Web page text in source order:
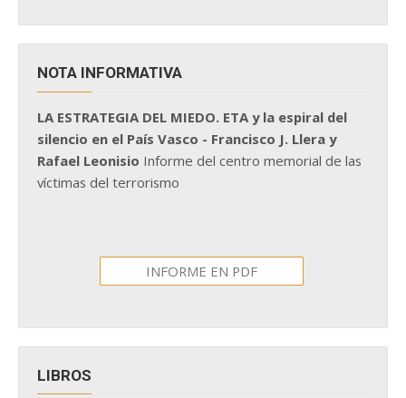
NOTA INFORMATIVA
LA ESTRATEGIA DEL MIEDO. ETA y la espiral del
silencio en el País Vasco - Francisco J. Llera y
Rafael Leonisio Informe del centro memorial de las
víctimas del terrorismo
INFORME EN PDF
LIBROS